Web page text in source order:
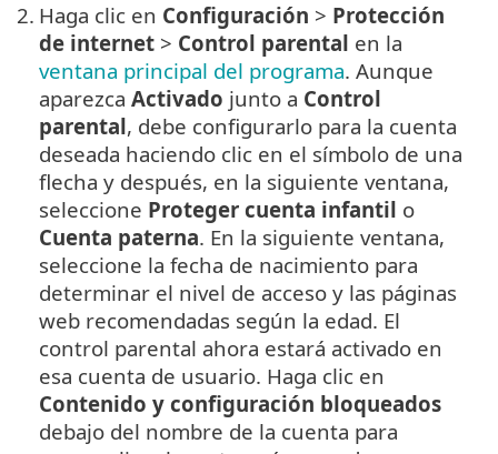
2. Haga clic en Configuración > Protección
de internet > Control parental en la
ventana principal del programa. Aunque
aparezca Activado junto a Control
parental, debe configurarlo para la cuenta
deseada haciendo clic en el símbolo de una
flecha y después, en la siguiente ventana,
seleccione Proteger cuenta infantil o
Cuenta paterna. En la siguiente ventana,
seleccione la fecha de nacimiento para
determinar el nivel de acceso y las páginas
web recomendadas según la edad. El
control parental ahora estará activado en
esa cuenta de usuario. Haga clic en
Contenido y configuración bloqueados
debajo del nombre de la cuenta para